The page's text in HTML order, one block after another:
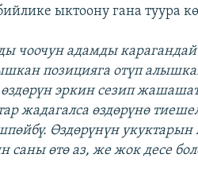
ыктоону гана туура
чоочун адамды
позицияга отүп
эркин сезип
жадагалса өздөрүнө
Өздөрүнүн
саны өтө аз, же жок десе